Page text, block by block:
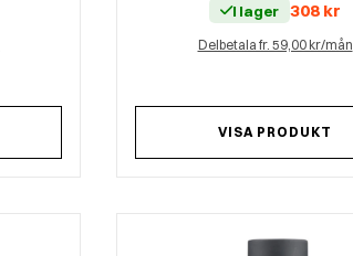
I lager 308 kr
Delbetala fr. 59,00 kr/mån
VISA PRODUKT